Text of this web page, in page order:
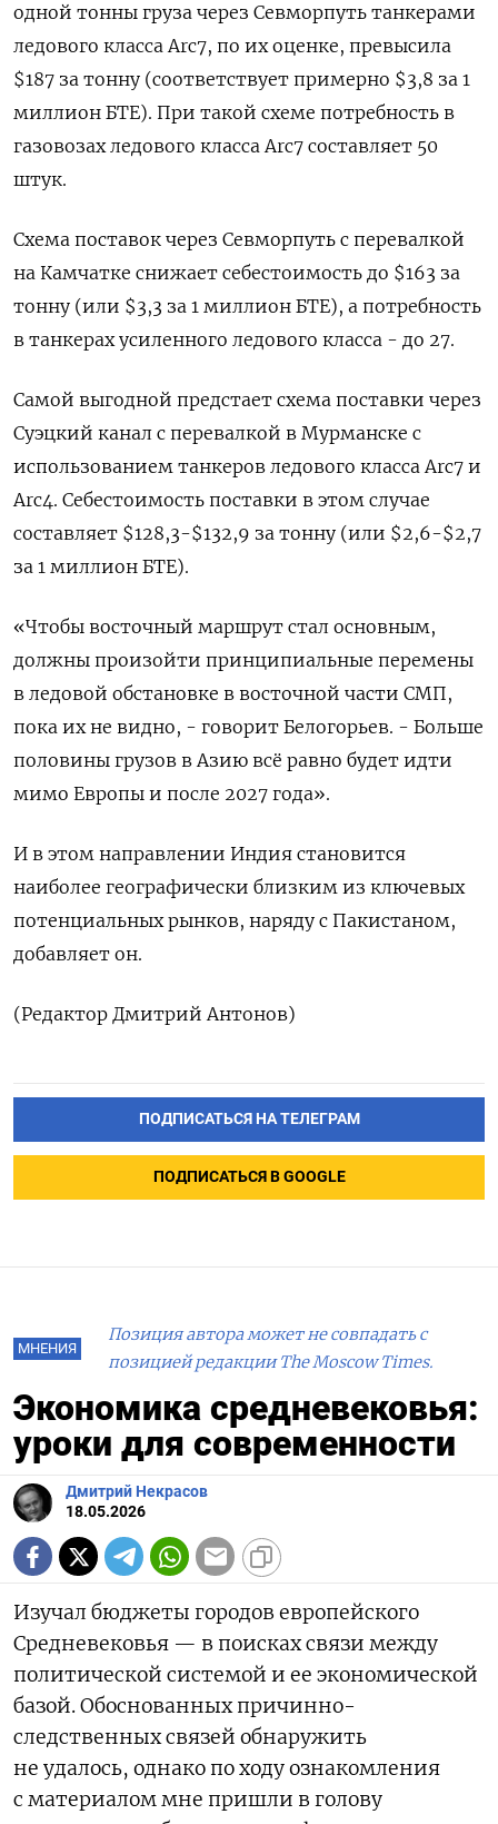
одной тонны груза через Севморпуть танкерами
ледового класса ​Arc7, по их оценке, превысила
$187 за тонну (соответствует примерно $3,8 за 1
⁠миллион БТЕ). При такой схеме потребность в
газовозах ледового класса Arc7 составляет 50
штук.
Схема поставок через Севморпуть с перевалкой
на Камчатке снижает себестоимость до $163 за
тонну (или $3,3 за 1 миллион БТЕ), а потребность
в танкерах усиленного ‌ледового класса - до 27.
Самой выгодной предстает схема поставки через
Суэцкий канал с перевалкой в Мурманске с
использованием танкеров ледового класса Arc7 и
Arc4. Себестоимость поставки ‌в этом случае
составляет $128,3-$132,9 за тонну (или $2,6-$2,7
за 1 миллион БТЕ).
«Чтобы восточный маршрут стал основным,
должны произойти принципиальные перемены
в ледовой обстановке в восточной части СМП,
пока их не видно, - ​говорит Белогорьев. - Больше
половины грузов в Азию всё равно будет идти
мимо Европы и после 2027 года».
И в этом направлении ‌Индия становится
наиболее географически близким из ключевых
потенциальных рынков, наряду с Пакистаном,
добавляет он.
(Редактор Дмитрий Антонов)
ПОДПИСАТЬСЯ НА ТЕЛЕГРАМ
ПОДПИСАТЬСЯ В GOOGLE
МНЕНИЯ
Позиция автора может не совпадать с
позицией редакции The Moscow Times.
Экономика средневековья:
уроки для современности
Дмитрий Некрасов
18.05.2026
Изучал бюджеты городов европейского
Средневековья — в поисках связи между
политической системой и ее экономической
базой. Обоснованных причинно-
следственных связей обнаружить
не удалось, однако по ходу ознакомления
с материалом мне пришли в голову